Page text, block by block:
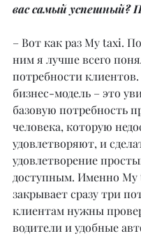
вас самый успешный?
– Вот как раз My taxi.
ним я лучше всего
потребности
бизнес-модель – это
базовую потребность
человека, которую
удовлетворяют, и
удовлетворение
доступным. Именно My
закрывает сразу три
клиентам нужны
водители и удобные